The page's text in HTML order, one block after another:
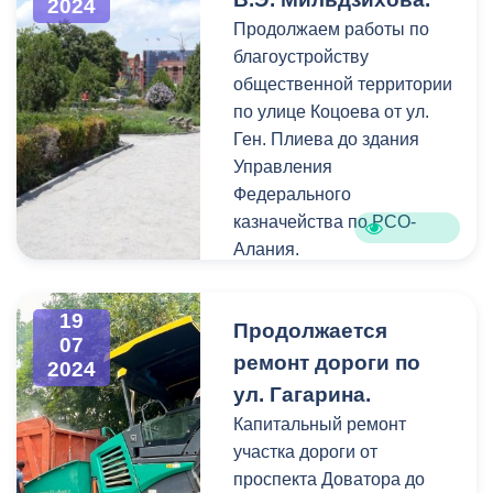
▪️С 1 июля 2024 года на
обслуживании ВМБУ
«Домоуправление»
состоит порядка 380
многоквартирных домов.
В основном это самые
проблемные здания,
которые не закреплены за
имеющие товариществ
собственников жилья.
2024
Продолжаем работы по
благоустройству
общественной территории
по улице Коцоева от ул.
Ген. Плиева до здания
Управления
Федерального
казначейства по РСО-
Алания.
19
07
2024
Продолжается
ремонт дороги по
ул. Гагарина.
Капитальный ремонт
участка дороги от
проспекта Доватора до